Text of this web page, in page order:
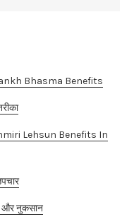
Bhasma Benefits
Lehsun Benefits In
और नुकसान